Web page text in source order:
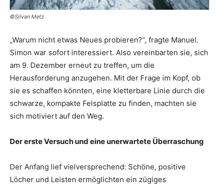
©Silvan Metz
„Warum nicht etwas Neues probieren?“, fragte Manuel.
Simon war sofort interessiert. Also vereinbarten sie, sich
am 9. Dezember erneut zu treffen, um die
Herausforderung anzugehen. Mit der Frage im Kopf, ob
sie es schaffen könnten, eine kletterbare Linie durch die
schwarze, kompakte Felsplatte zu finden, machten sie
sich motiviert auf den Weg.
Der erste Versuch und eine unerwartete Überraschung
Der Anfang lief vielversprechend: Schöne, positive
Löcher und Leisten ermöglichten ein zügiges